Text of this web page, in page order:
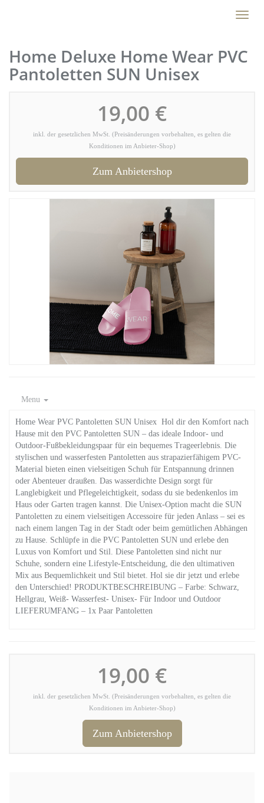
Toggle
Home Deluxe Home Wear PVC
Pantoletten SUN Unisex
19,00 €
inkl. der gesetzlichen MwSt. (Preisänderungen vorbehalten, es gelten die
Konditionen im Anbieter-Shop)
Zum Anbietershop
Menu
Home Wear PVC Pantoletten SUN Unisex Hol dir den Komfort nach
Hause mit den PVC Pantoletten SUN – das ideale Indoor- und
Outdoor-Fußbekleidungspaar für ein bequemes Trageerlebnis. Die
stylischen und wasserfesten Pantoletten aus strapazierfähigem PVC-
Material bieten einen vielseitigen Schuh für Entspannung drinnen
oder Abenteuer draußen. Das wasserdichte Design sorgt für
Langlebigkeit und Pflegeleichtigkeit, sodass du sie bedenkenlos im
Haus oder Garten tragen kannst. Die Unisex-Option macht die SUN
Pantoletten zu einem vielseitigen Accessoire für jeden Anlass – sei es
nach einem langen Tag in der Stadt oder beim gemütlichen Abhängen
zu Hause. Schlüpfe in die PVC Pantoletten SUN und erlebe den
Luxus von Komfort und Stil. Diese Pantoletten sind nicht nur
Schuhe, sondern eine Lifestyle-Entscheidung, die den ultimativen
Mix aus Bequemlichkeit und Stil bietet. Hol sie dir jetzt und erlebe
den Unterschied! PRODUKTBESCHREIBUNG – Farbe: Schwarz,
Hellgrau, Weiß- Wasserfest- Unisex- Für Indoor und Outdoor
LIEFERUMFANG – 1x Paar Pantoletten
19,00 €
inkl. der gesetzlichen MwSt. (Preisänderungen vorbehalten, es gelten die
Konditionen im Anbieter-Shop)
Zum Anbietershop